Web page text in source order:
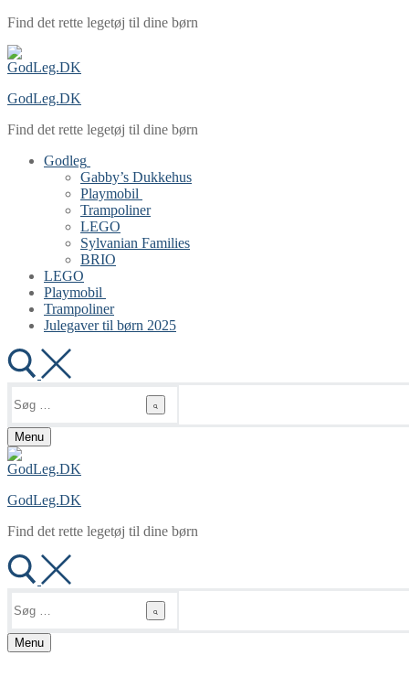
Spring
indhold
Menu
Luk
Find det rette legetøj til dine børn
GodLeg.DK
Find det rette legetøj til dine børn
Godleg
Gabby’s Dukkehus
Playmobil
Trampoliner
LEGO
Sylvanian Families
BRIO
LEGO
Playmobil
Trampoliner
Julegaver til børn 2025
efter:
Menu
GodLeg.DK
Find det rette legetøj til dine børn
efter:
Menu